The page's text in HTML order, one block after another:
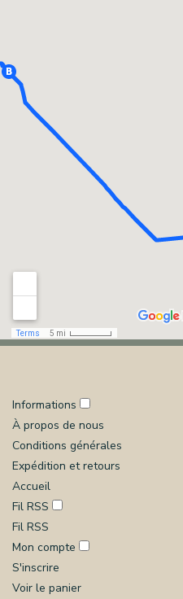
Informations
À propos de nous
Conditions générales
Expédition et retours
Accueil
Fil RSS
Fil RSS
Mon compte
S'inscrire
Voir le panier